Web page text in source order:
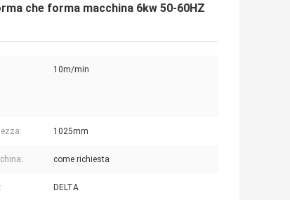
che forma macchina 6kw 50-60HZ
10m/min
1025mm
come richiesta
DELTA